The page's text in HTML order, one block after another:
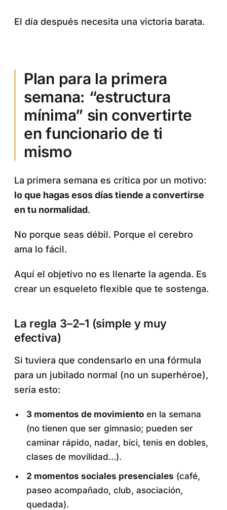
El día después necesita una victoria barata.
Plan para la primera
semana: “estructura
mínima” sin convertirte
en funcionario de ti
mismo
La primera semana es crítica por un motivo:
lo que hagas esos días tiende a convertirse
en tu normalidad.
No porque seas débil. Porque el cerebro
ama lo fácil.
Aquí el objetivo no es llenarte la agenda. Es
crear un esqueleto flexible que te sostenga.
La regla 3–2–1 (simple y muy
efectiva)
Si tuviera que condensarlo en una fórmula
para un jubilado normal (no un superhéroe),
sería esto:
3 momentos de movimiento en la semana
(no tienen que ser gimnasio; pueden ser
caminar rápido, nadar, bici, tenis en dobles,
clases de movilidad…).
2 momentos sociales presenciales (café,
paseo acompañado, club, asociación,
quedada).